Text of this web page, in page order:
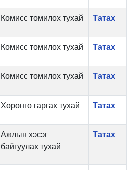
Комисс томилох тухай Татах
Комисс томилох тухай Татах
Комисс томилох тухай Татах
Хөрөнгө гаргах тухай Татах
Ажлын хэсэг
байгуулах тухай
Татах